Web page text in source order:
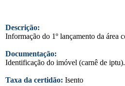
Descrição:
Informação do 1º lançamento da área
Documentação:
Identificação do imóvel (carnê de iptu).
Taxa da certidão: Isento